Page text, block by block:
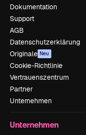
Dokumentation
Support
AGB
Datenschutzerklärung
Originale Neu
Cookie-Richtlinie
Vertrauenszentrum
Partner
Unternehmen
Unternehmen